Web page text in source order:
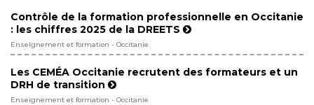
Contrôle de la formation professionnelle en Occitanie
: les chiffres 2025 de la DREETS
Enseignement et formation - Occitanie
Les CEMÉA Occitanie recrutent des formateurs et un
DRH de transition
Enseignement et formation - Occitanie